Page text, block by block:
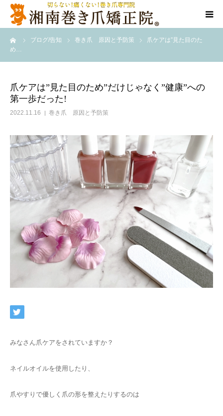
ブログ/告知 巻き爪 原因と予防策
爪ケアは”見た目のた
め…
爪ケアは”見た目のため”だけじゃなく”健康”への
第一歩だった!
2022.11.16 巻き爪 原因と予防策
みなさん爪ケアをされていますか？
ネイルオイルを使用したり、
爪やすりで優しく爪の形を整えたりするのは
当院について
料金/メニュー
施術事例
訪問施術
ブログ/SNS
ネット予約